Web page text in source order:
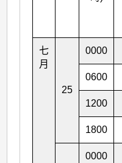
七
月
25
0000
0600
1200
1800
0000